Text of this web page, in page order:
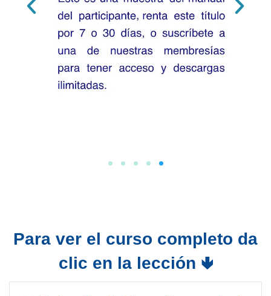
Para ver el curso completo da
clic en la lección 🢃